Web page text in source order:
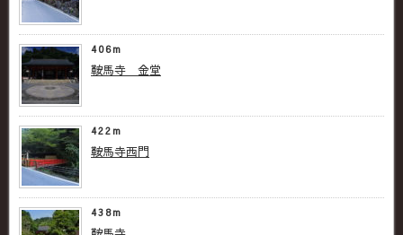
406m
鞍馬寺 金堂
422m
鞍馬寺西門
438m